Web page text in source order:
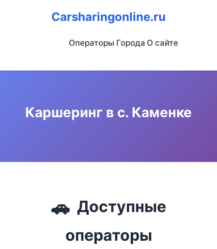
Carsharingonline.ru
Операторы Города О сайте
Каршеринг в с. Каменке
🚗 Доступные
операторы